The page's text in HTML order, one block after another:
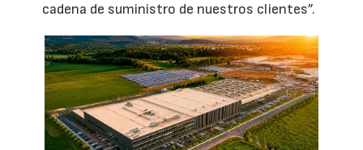
cadena de suministro de nuestros clientes”.